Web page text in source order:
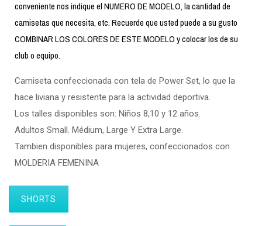
conveniente nos indique el NUMERO DE MODELO, la cantidad de
camisetas que necesita, etc. Recuerde que usted puede a su gusto
COMBINAR LOS COLORES DE ESTE MODELO y colocar los de su
club o equipo.
Camiseta confeccionada con tela de Power Set, lo que la
hace liviana y resistente para la actividad deportiva.
Los talles disponibles son: Niños 8,10 y 12 años.
Adultos Small. Médium, Large Y Extra Large.
Tambien disponibles para mujeres, confeccionados con
MOLDERIA FEMENINA
SHORTS